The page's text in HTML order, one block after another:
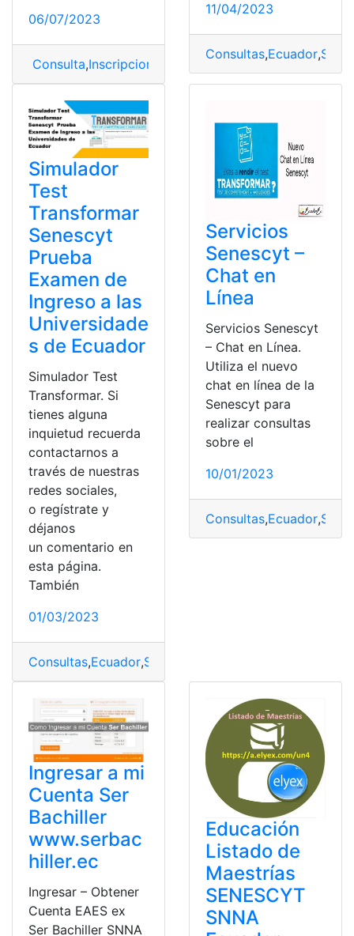
06/07/2023
Consulta,Inscripciones SENESCYT SENESCYT SNNA
11/04/2023
Consultas,Ecuador,
Simulador
Test
Transformar
Senescyt
Prueba
Examen de
Ingreso a las
Universidade
s de Ecuador
Simulador Test
Transformar. Si
tienes alguna
inquietud recuerda
contactarnos a
través de nuestras
redes sociales,
o regístrate y
déjanos
un comentario en
esta página.
También
01/03/2023
Consultas,Ecuador,SENESCYT
Servicios
Senescyt –
Chat en
Línea
Servicios Senescyt
– Chat en Línea.
Utiliza el nuevo
chat en línea de la
Senescyt para
realizar consultas
sobre el
10/01/2023
Consultas,Ecuador,
Ingresar a mi
Cuenta Ser
Bachiller
www.serbac
hiller.ec
Ingresar – Obtener
Cuenta EAES ex
Ser Bachiller SNNA
Educación
Listado de
Maestrías
SENESCYT
SNNA